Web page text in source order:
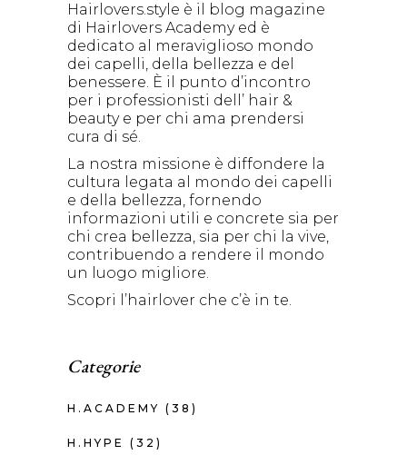
Hairlovers.style è il blog magazine
di Hairlovers Academy ed è
dedicato al meraviglioso mondo
dei capelli, della bellezza e del
benessere. È il punto d’incontro
per i professionisti dell’ hair &
beauty e per chi ama prendersi
cura di sé.
La nostra missione è diffondere la
cultura legata al mondo dei capelli
e della bellezza, fornendo
informazioni utili e concrete sia per
chi crea bellezza, sia per chi la vive,
contribuendo a rendere il mondo
un luogo migliore.
Scopri l’hairlover che c’è in te.
Categorie
H.ACADEMY (38)
H.HYPE (32)